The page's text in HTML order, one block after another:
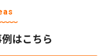
はこちら